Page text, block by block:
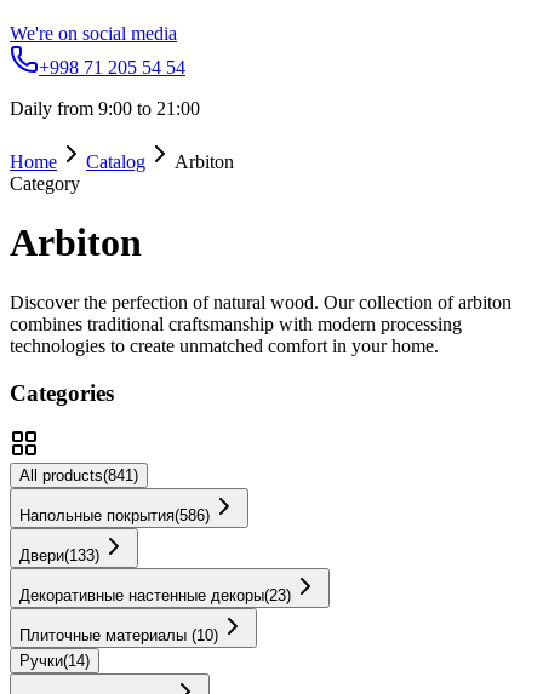
We're on social media
+998 71 205 54 54
Daily from 9:00 to 21:00
Home Catalog
Arbiton
Category
Arbiton
Discover the perfection of natural wood. Our collection of arbiton
combines traditional craftsmanship with modern processing
technologies to create unmatched comfort in your home.
Categories
All products(841)
Напольные покрытия(586)
Двери(133)
Декоративные настенные декоры(23)
Плиточные материалы (10)
Ручки(14)